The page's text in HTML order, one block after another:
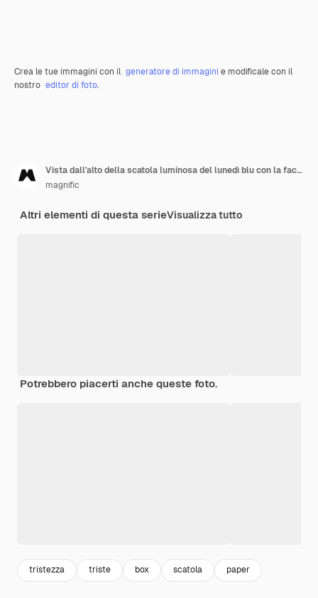
Crea le tue immagini con il generatore di immagini e modificale con il
nostro editor di foto.
Vista dall'alto della scatola luminosa del lunedì blu con la faccia triste e lo spazio della copia
magnific
Altri elementi di questa serieVisualizza tutto
Potrebbero piacerti anche queste foto.
tristezza triste box scatola paper